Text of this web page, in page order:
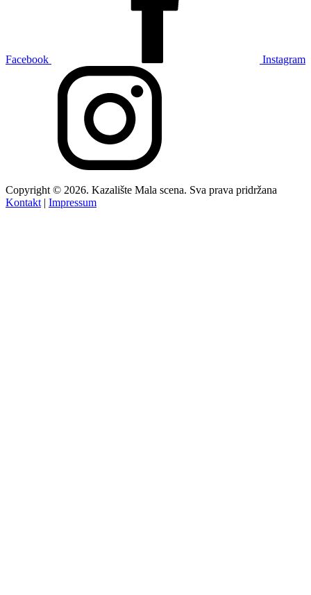
Facebook Instagram
Copyright © 2026. Kazalište Mala scena. Sva prava pridržana
Kontakt | Impressum